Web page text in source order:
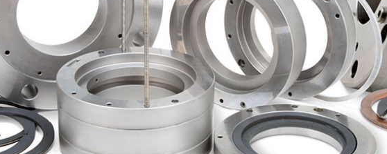
用部品 私たちの原点